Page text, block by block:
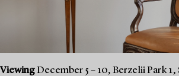
ViewingDecember 5 – 10, Berzelii Park